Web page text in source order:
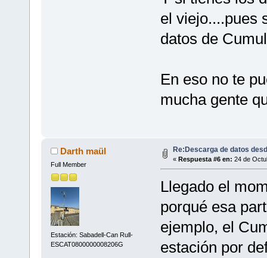
el viejo....pues
datos de
En eso no te
mucha gente
Darth maül
Full Member
Estación: Sabadell-Can Rull-
ESCAT0800000008206G
Re:Descarga de datos
« Respuesta #6 en: 24 de
Llegado el
porqué esa
ejemplo, el
estación por